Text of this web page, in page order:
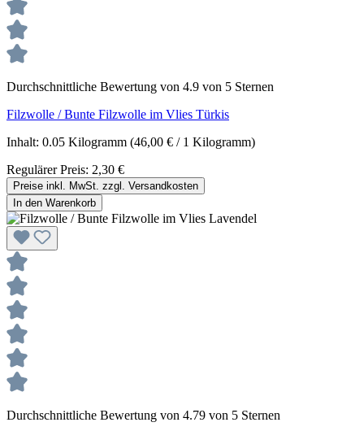
Durchschnittliche Bewertung von 4.9 von 5 Sternen
Filzwolle / Bunte Filzwolle im Vlies Türkis
Inhalt: 0.05 Kilogramm (46,00 € / 1 Kilogramm)
Regulärer Preis: 2,30 €
Preise inkl. MwSt. zzgl. Versandkosten
In den Warenkorb
Durchschnittliche Bewertung von 4.79 von 5 Sternen